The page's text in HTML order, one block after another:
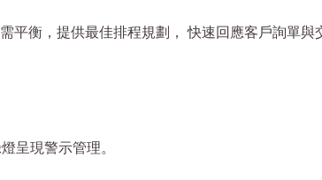
衡，提供最佳排程規劃， 快速回應客戶詢單
呈現警示管理。